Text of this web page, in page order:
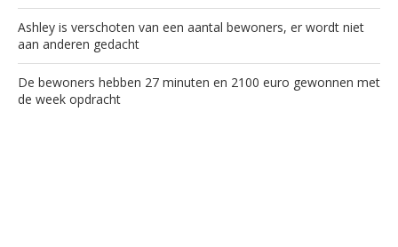
Ashley is verschoten van een aantal bewoners, er wordt niet
aan anderen gedacht
De bewoners hebben 27 minuten en 2100 euro gewonnen met
de week opdracht